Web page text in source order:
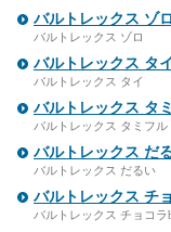
バルトレックス ゾロ
バルトレックス ゾロ
バルトレックス タイ
バルトレックス タイ
バルトレックス タ
バルトレックス タミフル
バルトレックス だ
バルトレックス だるい
バルトレックス チ
バルトレックス チョコラ